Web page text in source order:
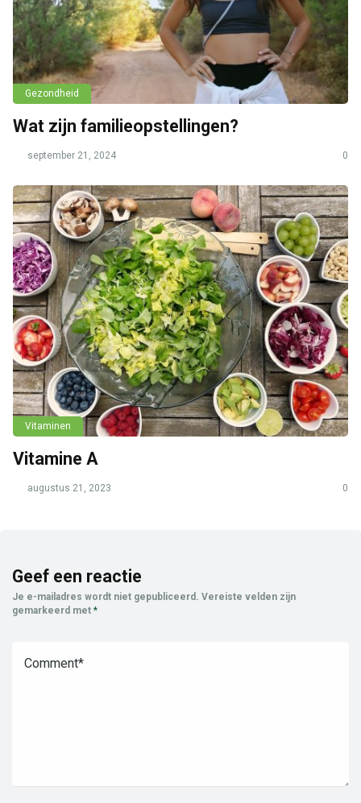
Gezondheid
Wat zijn familieopstellingen?
september 21, 2024 0
Vitaminen
Vitamine A
augustus 21, 2023 0
Geef een reactie
Je e-mailadres wordt niet gepubliceerd. Vereiste velden zijn
gemarkeerd met *